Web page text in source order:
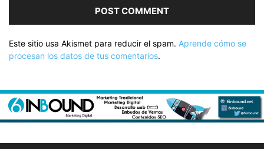
Este sitio usa Akismet para reducir el spam. Aprende cómo se
procesan los datos de tus comentarios.